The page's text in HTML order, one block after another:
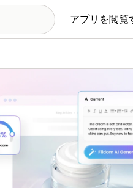
アプリを閲覧